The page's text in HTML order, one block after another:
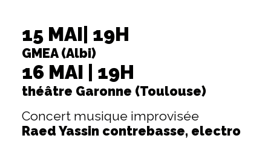
15 MAI| 19H
GMEA (Albi)
16 MAI | 19H
théâtre Garonne (Toulouse)
Concert musique improvisée
Raed Yassin contrebasse, electro